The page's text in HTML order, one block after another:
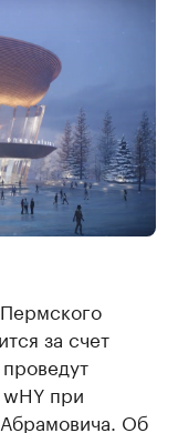
за счет
при
Об